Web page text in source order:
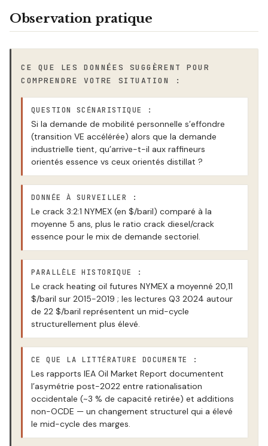
Observation pratique
CE QUE LES DONNÉES SUGGÈRENT POUR
COMPRENDRE VOTRE SITUATION :
QUESTION SCÉNARISTIQUE :
Si la demande de mobilité personnelle s’effondre
(transition VE accélérée) alors que la demande
industrielle tient, qu’arrive-t-il aux raffineurs
orientés essence vs ceux orientés distillat ?
DONNÉE À SURVEILLER :
Le crack 3:2:1 NYMEX (en $/baril) comparé à la
moyenne 5 ans, plus le ratio crack diesel/crack
essence pour le mix de demande sectoriel.
PARALLÈLE HISTORIQUE :
Le crack heating oil futures NYMEX a moyenné 20,11
$/baril sur 2015-2019 ; les lectures Q3 2024 autour
de 22 $/baril représentent un mid-cycle
structurellement plus élevé.
CE QUE LA LITTÉRATURE DOCUMENTE :
Les rapports IEA Oil Market Report documentent
l’asymétrie post-2022 entre rationalisation
occidentale (~3 % de capacité retirée) et additions
non-OCDE — un changement structurel qui a élevé
le mid-cycle des marges.